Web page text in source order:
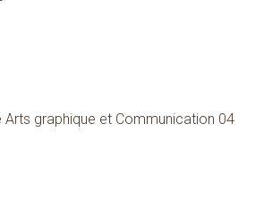
Arts graphique et Communication 04